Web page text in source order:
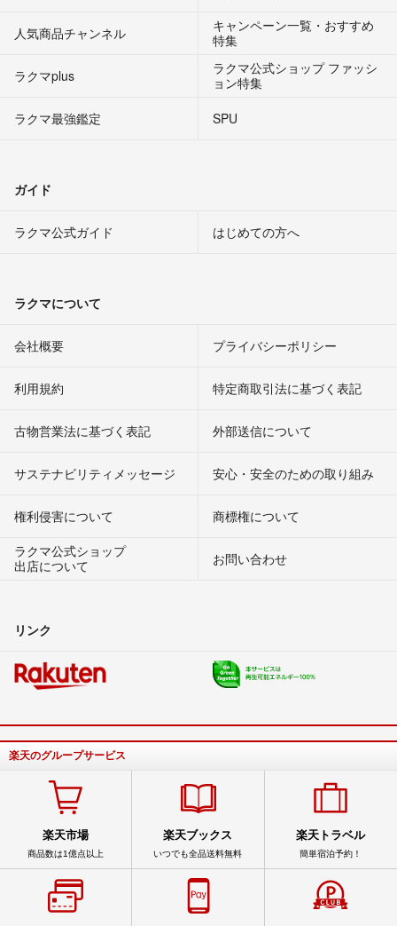
人気商品チャンネル
キャンペーン一覧・おすすめ
特集
ラクマplus
ラクマ公式ショップ ファッシ
ョン特集
ラクマ最強鑑定
SPU
ガイド
ラクマ公式ガイド はじめての方へ
ラクマについて
会社概要 プライバシーポリシー
利用規約 特定商取引法に基づく表記
古物営業法に基づく表記 外部送信について
サステナビリティメッセージ 安心・安全のための取り組み
権利侵害について
商標権について
ラクマ公式ショップ
出店について
お問い合わせ
リンク
楽天のグループサービス
楽天市場
商品数は1億点以上
楽天ブックス
いつでも全品送料無料
楽天トラベル
簡単宿泊予約！